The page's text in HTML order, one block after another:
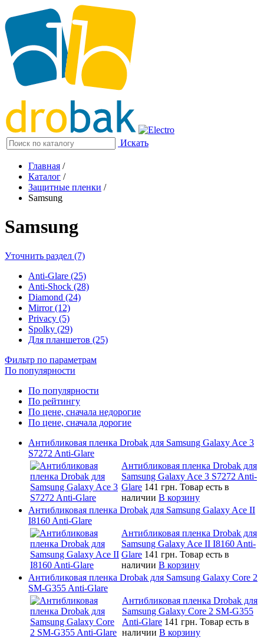
Искать
Главная /
Каталог /
Защитные пленки /
Samsung
Samsung
Уточнить раздел (7)
Anti-Glare (25)
Anti-Shock (28)
Diamond (24)
Mirror (12)
Privacy (5)
Spolky (29)
Для планшетов (25)
Фильтр по параметрам
По популярности
По популярности
По рейтингу
По цене, сначала недорогие
По цене, сначала дорогие
Антибликовая пленка Drobak для Samsung Galaxy Ace 3
S7272 Anti-Glare
Антибликовая пленка Drobak для
Samsung Galaxy Ace 3 S7272 Anti-
Glare 141 грн. Товар есть в
наличии В корзину
Антибликовая пленка Drobak для Samsung Galaxy Ace II
I8160 Anti-Glare
Антибликовая пленка Drobak для
Samsung Galaxy Ace II I8160 Anti-
Glare 141 грн. Товар есть в
наличии В корзину
Антибликовая пленка Drobak для Samsung Galaxy Core 2
SM-G355 Anti-Glare
Антибликовая пленка Drobak для
Samsung Galaxy Core 2 SM-G355
Anti-Glare 141 грн. Товар есть в
наличии В корзину